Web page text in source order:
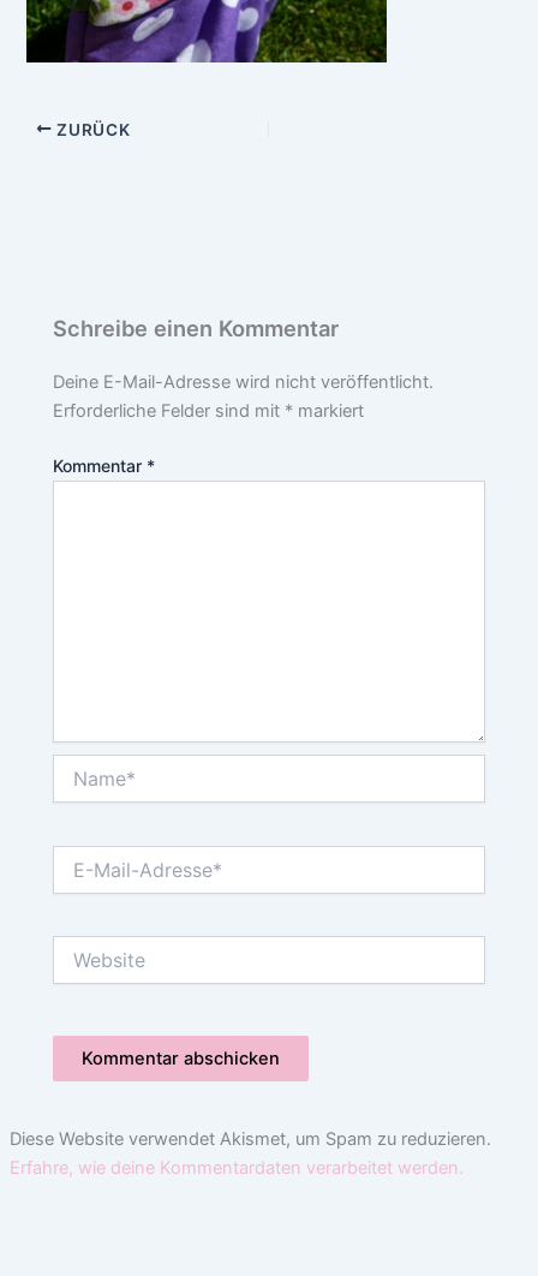
ZURÜCK
Schreibe einen Kommentar
Deine E-Mail-Adresse wird nicht veröffentlicht.
Erforderliche Felder sind mit * markiert
Kommentar *
Mail-
Diese Website verwendet Akismet, um Spam zu reduzieren.
Erfahre, wie deine Kommentardaten verarbeitet werden.